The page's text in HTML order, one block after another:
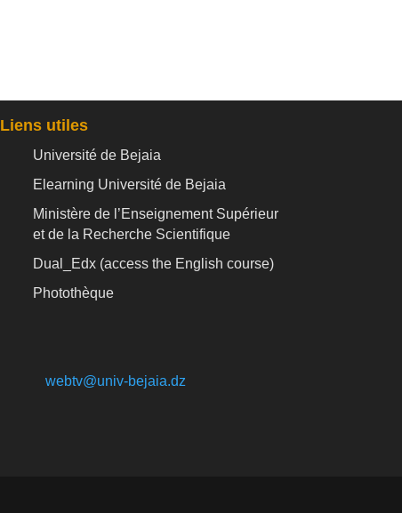
Liens utiles
Université de Bejaia
Elearning Université de Bejaia
Ministère de l’Enseignement Supérieur
et de la Recherche Scientifique
Dual_Edx (access the English course)
Photothèque
webtv@univ-bejaia.dz